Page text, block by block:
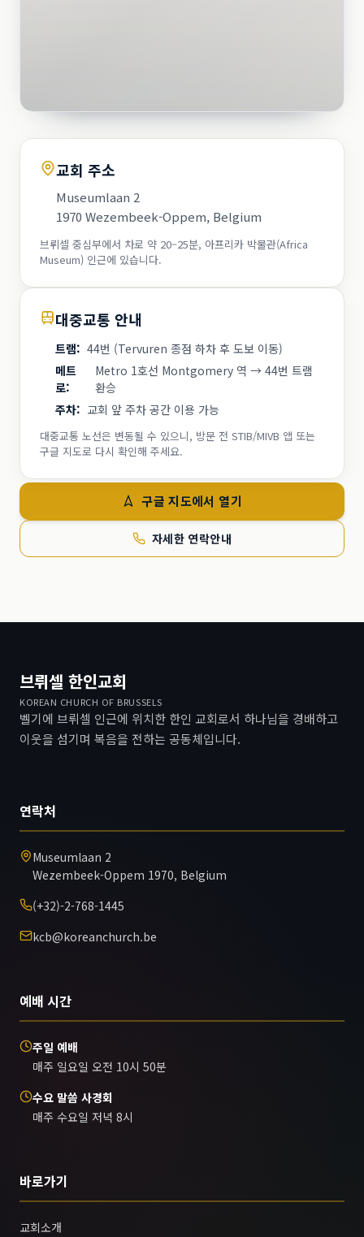
교회 주소
Museumlaan 2
1970 Wezembeek-Oppem, Belgium
브뤼셀 중심부에서 차로 약 20–25분, 아프리카 박물관(Africa
Museum) 인근에 있습니다.
대중교통 안내
트램: 44번 (Tervuren 종점 하차 후 도보 이동)
메트
로:
Metro 1호선 Montgomery 역 → 44번 트램
환승
주차: 교회 앞 주차 공간 이용 가능
대중교통 노선은 변동될 수 있으니, 방문 전 STIB/MIVB 앱 또는
구글 지도로 다시 확인해 주세요.
구글 지도에서 열기
자세한 연락안내
브뤼셀 한인교회
KOREAN CHURCH OF BRUSSELS
벨기에 브뤼셀 인근에 위치한 한인 교회로서 하나님을 경배하고
이웃을 섬기며 복음을 전하는 공동체입니다.
연락처
Museumlaan 2
Wezembeek-Oppem 1970, Belgium
(+32)-2-768-1445
kcb@koreanchurch.be
예배 시간
주일 예배
매주 일요일 오전 10시 50분
수요 말씀 사경회
매주 수요일 저녁 8시
바로가기
교회소개